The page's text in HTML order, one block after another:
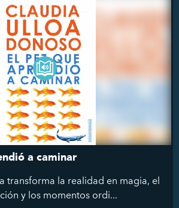
a caminar
transforma la realidad en magia, el
y los momentos ordi...